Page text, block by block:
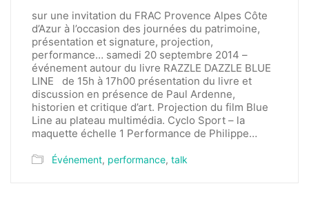
sur une invitation du FRAC Provence Alpes Côte
d’Azur à l’occasion des journées du patrimoine,
présentation et signature, projection,
performance… samedi 20 septembre 2014 –
événement autour du livre RAZZLE DAZZLE BLUE
LINE de 15h à 17h00 présentation du livre et
discussion en présence de Paul Ardenne,
historien et critique d’art. Projection du film Blue
Line au plateau multimédia. Cyclo Sport – la
maquette échelle 1 Performance de Philippe…
Événement, performance, talk